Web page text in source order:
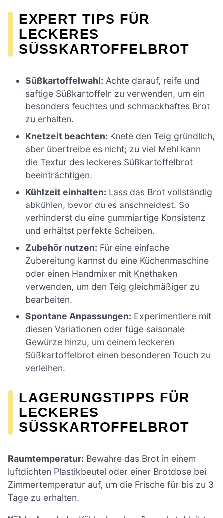
EXPERT TIPS FÜR
LECKERES
SÜSSKARTOFFELBROT
Süßkartoffelwahl: Achte darauf, reife und
saftige Süßkartoffeln zu verwenden, um ein
besonders feuchtes und schmackhaftes Brot
zu erhalten.
Knetzeit beachten: Knete den Teig gründlich,
aber übertreibe es nicht; zu viel Mehl kann
die Textur des leckeres Süßkartoffelbrot
beeinträchtigen.
Kühlzeit einhalten: Lass das Brot vollständig
abkühlen, bevor du es anschneidest. So
verhinderst du eine gummiartige Konsistenz
und erhältst perfekte Scheiben.
Zubehör nutzen: Für eine einfache
Zubereitung kannst du eine Küchenmaschine
oder einen Handmixer mit Knethaken
verwenden, um den Teig gleichmäßiger zu
bearbeiten.
Spontane Anpassungen: Experimentiere mit
diesen Variationen oder füge saisonale
Gewürze hinzu, um deinem leckeren
Süßkartoffelbrot einen besonderen Touch zu
verleihen.
LAGERUNGSTIPPS FÜR
LECKERES
SÜSSKARTOFFELBROT
Raumtemperatur: Bewahre das Brot in einem
luftdichten Plastikbeutel oder einer Brotdose bei
Zimmertemperatur auf, um die Frische für bis zu 3
Tage zu erhalten.